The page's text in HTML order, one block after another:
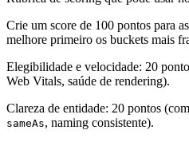
Crie um score de 100 pontos para
melhore primeiro os buckets mais
Elegibilidade e velocidade: 20
Web Vitals, saúde de rendering).
Clareza de entidade: 20 pontos
sameAs, naming consistente).